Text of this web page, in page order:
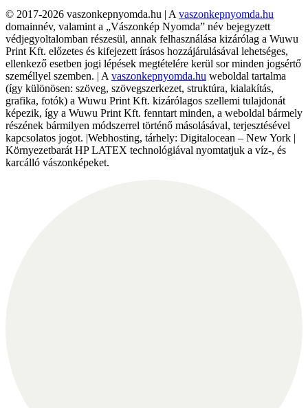
© 2017-2026 vaszonkepnyomda.hu | A vaszonkepnyomda.hu
domainnév, valamint a „Vászonkép Nyomda” név bejegyzett
védjegyoltalomban részesül, annak felhasználása kizárólag a Wuwu
Print Kft. előzetes és kifejezett írásos hozzájárulásával lehetséges,
ellenkező esetben jogi lépések megtételére kerül sor minden jogsértő
személlyel szemben. | A vaszonkepnyomda.hu weboldal tartalma
(így különösen: szöveg, szövegszerkezet, struktúra, kialakítás,
grafika, fotók) a Wuwu Print Kft. kizárólagos szellemi tulajdonát
képezik, így a Wuwu Print Kft. fenntart minden, a weboldal bármely
részének bármilyen módszerrel történő másolásával, terjesztésével
kapcsolatos jogot. |Webhosting, tárhely: Digitalocean – New York |
Környezetbarát HP LATEX technológiával nyomtatjuk a víz-, és
karcálló vászonképeket.